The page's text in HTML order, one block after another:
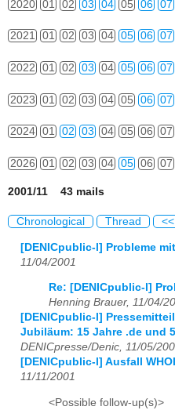
2020 01 02 03 04 05 06 07
2021 01 02 03 04 05 06 07
2022 01 02 03 04 05 06 07
2023 01 02 03 04 05 06 07
2024 01 02 03 04 05 06 07
2026 01 02 03 04 05 06 07
2001/11 43 mails
Chronological Thread <<
[DENICpublic-l] Probleme
11/04/2001
Re: [DENICpublic-l]
Henning Brauer, 11/04/
[DENICpublic-l]
Jubiläum: 15 Jahre .de und
DENICpresse/Denic, 11/05/
[DENICpublic-l] Ausfall
11/11/2001
<Possible follow-up(s)>